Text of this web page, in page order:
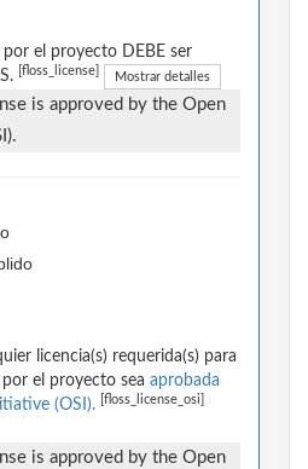
el proyecto DEBE ser
[floss_license] Mostrar detalles
is approved by the Open
licencia(s) requerida(s) para
el proyecto sea aprobada
(OSI).
[floss_license_osi]
is approved by the Open